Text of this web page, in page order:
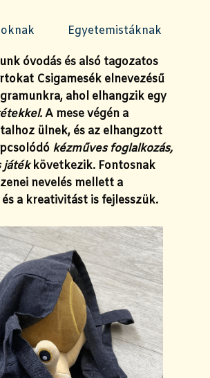
Egyetemistáknak
óvodás és alsó tagozatos
Csigamesék elnevezésű
ahol elhangzik egy
A mese végén a
ülnek, és az elhangzott
kézműves foglalkozás,
játékkövetkezik. Fontosnak
nevelés mellett a
a kreativitást is fejlesszük.